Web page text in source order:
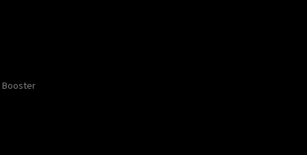
Booster